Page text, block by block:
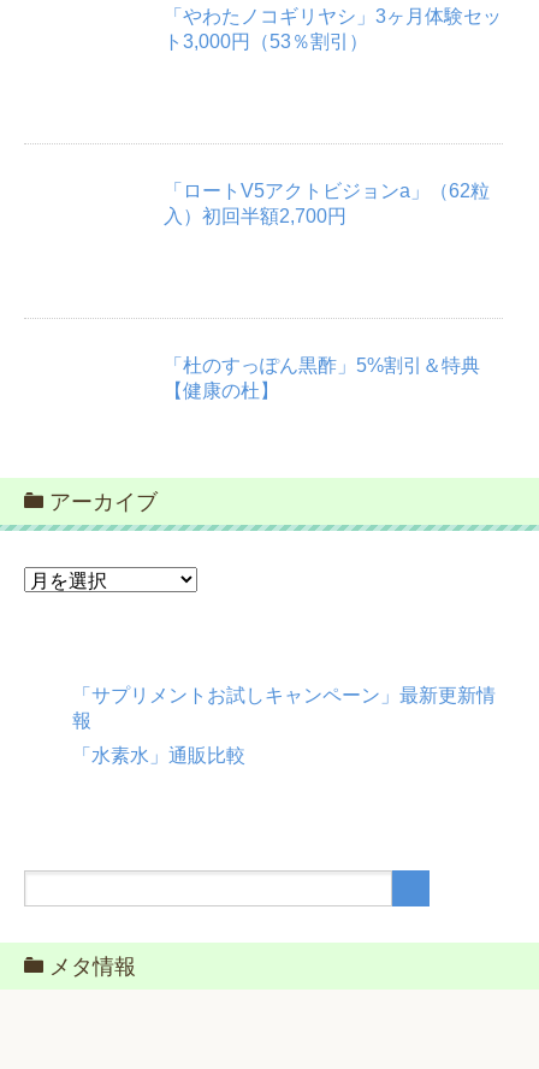
「やわたノコギリヤシ」3ヶ月体験セッ
ト3,000円（53％割引）
「ロートV5アクトビジョンa」（62粒
入）初回半額2,700円
「杜のすっぽん黒酢」5%割引＆特典
【健康の杜】
アーカイブ
ア
「サプリメントお試しキャンペーン」最新更新情
報
「水素水」通販比較
メタ情報